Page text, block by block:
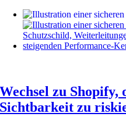
Wechsel zu Shopify,
Sichtbarkeit zu